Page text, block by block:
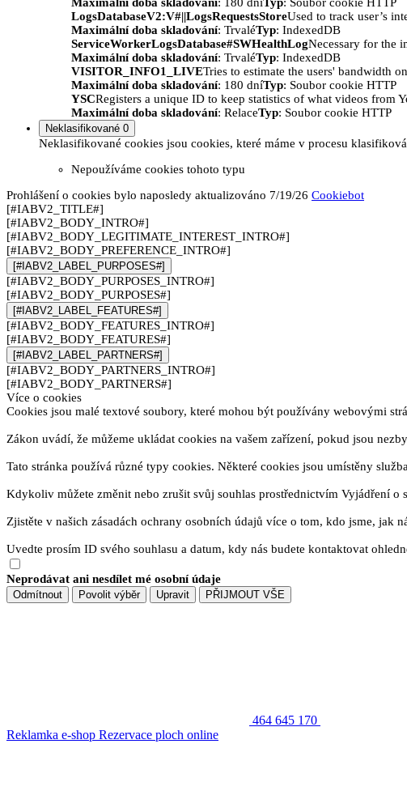
LogsDatabaseV2:V#||LogsRequestsStoreUsed to track user’s
Maximální doba skladování: TrvaléTyp: IndexedDB
ServiceWorkerLogsDatabase#SWHealthLogNecessary for the
Maximální doba skladování: TrvaléTyp: IndexedDB
VISITOR_INFO1_LIVETries to estimate the users' bandwidth
Maximální doba skladování: 180 dníTyp: Soubor cookie HTTP
YSCRegisters a unique ID to keep statistics of what videos from
Maximální doba skladování: RelaceTyp: Soubor cookie HTTP
Neklasifikované 0
Neklasifikované cookies jsou cookies, které máme v procesu
Nepoužíváme cookies tohoto typu
Prohlášení o cookies bylo naposledy aktualizováno 7/19/26 Cookiebot
[#IABV2_TITLE#]
[#IABV2_BODY_INTRO#]
[#IABV2_BODY_LEGITIMATE_INTEREST_INTRO#]
[#IABV2_BODY_PREFERENCE_INTRO#]
[#IABV2_LABEL_PURPOSES#]
[#IABV2_BODY_PURPOSES_INTRO#]
[#IABV2_BODY_PURPOSES#]
[#IABV2_LABEL_FEATURES#]
[#IABV2_BODY_FEATURES_INTRO#]
[#IABV2_BODY_FEATURES#]
[#IABV2_LABEL_PARTNERS#]
[#IABV2_BODY_PARTNERS_INTRO#]
[#IABV2_BODY_PARTNERS#]
Více o cookies
Cookies jsou malé textové soubory, které mohou být používány webovými
Zákon uvádí, že můžeme ukládat cookies na vašem zařízení, pokud jsou
Tato stránka používá různé typy cookies. Některé cookies jsou umístěny
Kdykoliv můžete změnit nebo zrušit svůj souhlas prostřednictvím Vyjádření o
Zjistěte v našich zásadách ochrany osobních údajů více o tom, kdo jsme, jak
Uvedte prosím ID svého souhlasu a datum, kdy nás budete kontaktovat
Neprodávat ani nesdílet mé osobní údaje
Odmítnout Povolit výběr Upravit PŘIJMOUT VŠE
464 645 170
Reklamka e-shop Rezervace ploch online